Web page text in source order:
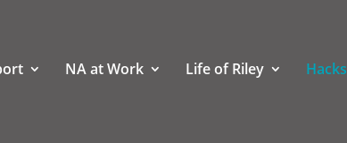
NA at Work Life of Riley Hacks